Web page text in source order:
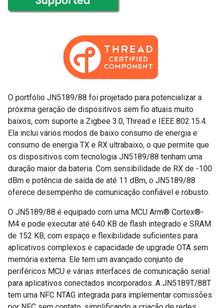
O portfólio JN5189/88 foi projetado para potencializar a
próxima geração de dispositivos sem fio atuais muito
baixos, com suporte a Zigbee 3.0, Thread e IEEE 802.15.4.
Ela inclui vários modos de baixo consumo de energia e
consumo de energia TX e RX ultrabaixo, o que permite que
os dispositivos com tecnologia JN5189/88 tenham uma
duração maior da bateria. Com sensibilidade de RX de -100
dBm e potência de saída de até 11 dBm, o JN5189/88
oferece desempenho de comunicação confiável e robusto.
O JN5189/88 é equipado com uma MCU Arm® Cortex®-
M4 e pode executar até 640 KB de flash integrado e SRAM
de 152 KB, com espaço e flexibilidade suficientes para
aplicativos complexos e capacidade de upgrade OTA sem
memória externa. Ele tem um avançado conjunto de
periféricos MCU e várias interfaces de comunicação serial
para aplicativos conectados incorporados. A JN5189T/88T
tem uma NFC NTAG integrada para implementar comissões